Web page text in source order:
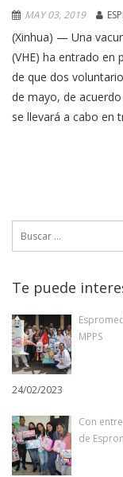
MAY 03, 2019
(Xinhua) — Una
(VHE) ha entrado en
de que dos
de mayo, de
se llevará a cabo en
Te puede
MPPS
24/02/2023
Con
de